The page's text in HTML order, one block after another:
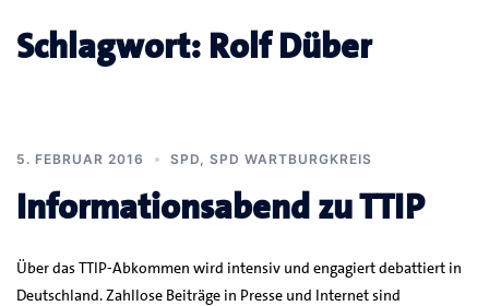
Schlagwort: Rolf Düber
5. FEBRUAR 2016 SPD SPD WARTBURGKREIS
Informationsabend zu TTIP
Über das TTIP-Abkommen wird intensiv und engagiert debattiert in
Deutschland. Zahllose Beiträge in Presse und Internet sind